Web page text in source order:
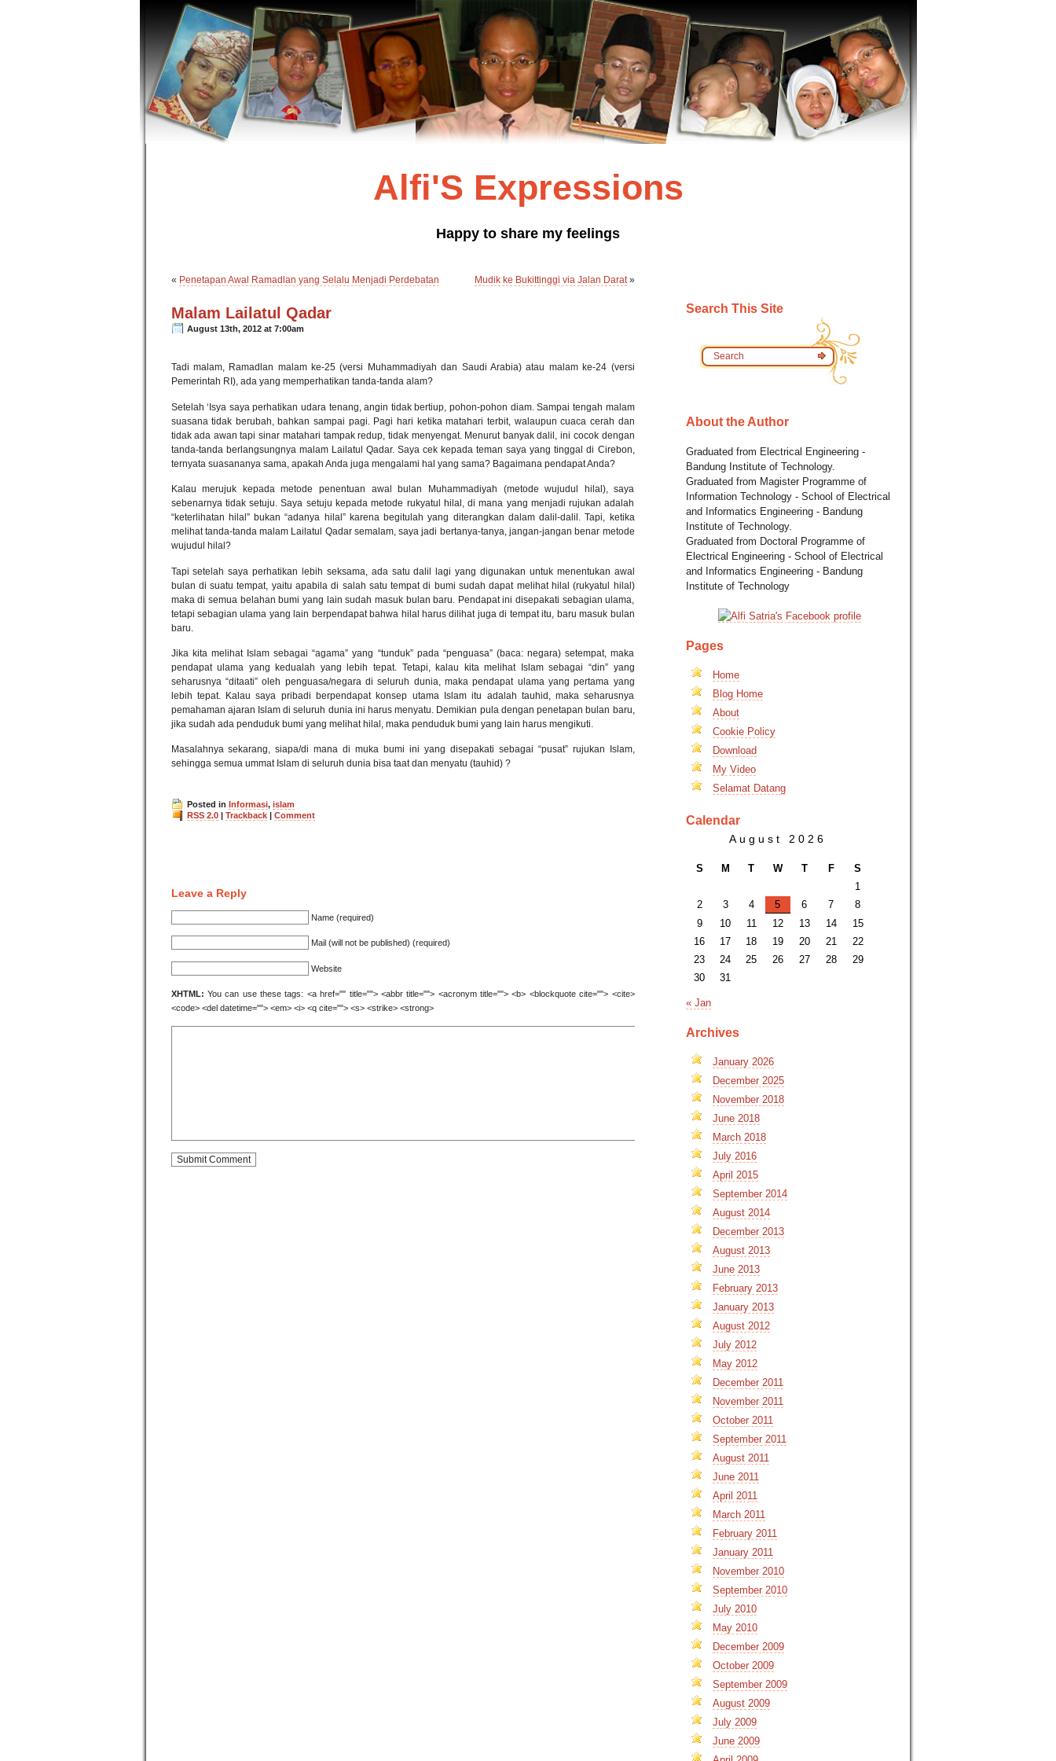
Alfi'S Expressions
Happy to share my feelings
« Penetapan Awal Ramadlan yang Selalu Menjadi Perdebatan Mudik ke Bukittinggi via Jalan Darat»
Malam Lailatul Qadar
August 13th, 2012 at 7:00am
Tadi malam, Ramadlan malam ke-25 (versi Muhammadiyah dan Saudi Arabia) atau malam ke-24 (versi
Pemerintah RI), ada yang memperhatikan tanda-tanda alam?
Setelah ‘Isya saya perhatikan udara tenang, angin tidak bertiup, pohon-pohon diam. Sampai tengah malam
suasana tidak berubah, bahkan sampai pagi. Pagi hari ketika matahari terbit, walaupun cuaca cerah dan
tidak ada awan tapi sinar matahari tampak redup, tidak menyengat. Menurut banyak dalil, ini cocok dengan
tanda-tanda berlangsungnya malam Lailatul Qadar. Saya cek kepada teman saya yang tinggal di Cirebon,
ternyata suasananya sama, apakah Anda juga mengalami hal yang sama? Bagaimana pendapat Anda?
Kalau merujuk kepada metode penentuan awal bulan Muhammadiyah (metode wujudul hilal), saya
sebenarnya tidak setuju. Saya setuju kepada metode rukyatul hilal, di mana yang menjadi rujukan adalah
“keterlihatan hilal” bukan “adanya hilal” karena begitulah yang diterangkan dalam dalil-dalil. Tapi, ketika
melihat tanda-tanda malam Lailatul Qadar semalam, saya jadi bertanya-tanya, jangan-jangan benar metode
wujudul hilal?
Tapi setelah saya perhatikan lebih seksama, ada satu dalil lagi yang digunakan untuk menentukan awal
bulan di suatu tempat, yaitu apabila di salah satu tempat di bumi sudah dapat melihat hilal (rukyatul hilal)
maka di semua belahan bumi yang lain sudah masuk bulan baru. Pendapat ini disepakati sebagian ulama,
tetapi sebagian ulama yang lain berpendapat bahwa hilal harus dilihat juga di tempat itu, baru masuk bulan
baru.
Jika kita melihat Islam sebagai “agama” yang “tunduk” pada “penguasa” (baca: negara) setempat, maka
pendapat ulama yang kedualah yang lebih tepat. Tetapi, kalau kita melihat Islam sebagai “din” yang
seharusnya “ditaati” oleh penguasa/negara di seluruh dunia, maka pendapat ulama yang pertama yang
lebih tepat. Kalau saya pribadi berpendapat konsep utama Islam itu adalah tauhid, maka seharusnya
pemahaman ajaran Islam di seluruh dunia ini harus menyatu. Demikian pula dengan penetapan bulan baru,
jika sudah ada penduduk bumi yang melihat hilal, maka penduduk bumi yang lain harus mengikuti.
Masalahnya sekarang, siapa/di mana di muka bumi ini yang disepakati sebagai “pusat” rujukan Islam,
sehingga semua ummat Islam di seluruh dunia bisa taat dan menyatu (tauhid) ?
Posted in Informasi, islam
RSS 2.0| Trackback| Comment
Leave a Reply
Name (required)
Mail (will not be published) (required)
Website
XHTML: You can use these tags: <a href="" title=""> <abbr title=""> <acronym title=""> <b> <blockquote cite=""> <cite>
<code> <del datetime=""> <em> <i> <q cite=""> <s> <strike> <strong>
Search This Site
About the Author
Graduated from Electrical Engineering -
Bandung Institute of Technology.
Graduated from Magister Programme of
Information Technology - School of Electrical
and Informatics Engineering - Bandung
Institute of Technology.
Graduated from Doctoral Programme of
Electrical Engineering - School of Electrical
and Informatics Engineering - Bandung
Institute of Technology
Pages
Home
Blog Home
About
Cookie Policy
Download
My Video
Selamat Datang
Calendar
August 2026
S M T W T F
S
1
2
3 4 5 6 7
8
9
10 11 12 13 14
15
16
17 18 19 20 21
22
23
24 25 26 27 28
29
30
31
« Jan
Archives
January 2026
December 2025
November 2018
June 2018
March 2018
July 2016
April 2015
September 2014
August 2014
December 2013
August 2013
June 2013
February 2013
January 2013
August 2012
July 2012
May 2012
December 2011
November 2011
October 2011
September 2011
August 2011
June 2011
April 2011
March 2011
February 2011
January 2011
November 2010
September 2010
July 2010
May 2010
December 2009
October 2009
September 2009
August 2009
July 2009
June 2009